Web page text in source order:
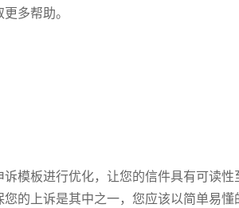
多帮助。
模板进行优化，让您的信件具有可读性
的上诉是其中之一，您应该以简单易懂